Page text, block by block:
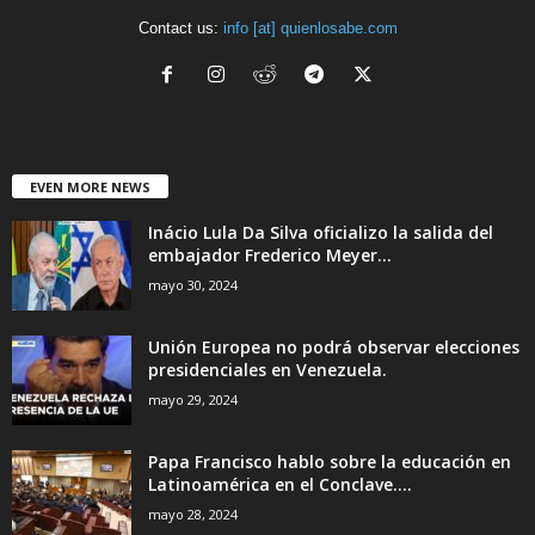
Contact us: info [at] quienlosabe.com
EVEN MORE NEWS
Inácio Lula Da Silva oficializo la salida del
embajador Frederico Meyer...
mayo 30, 2024
Unión Europea no podrá observar elecciones
presidenciales en Venezuela.
mayo 29, 2024
Papa Francisco hablo sobre la educación en
Latinoamérica en el Conclave....
mayo 28, 2024